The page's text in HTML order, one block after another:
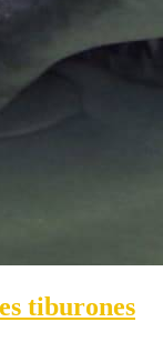
tiburones